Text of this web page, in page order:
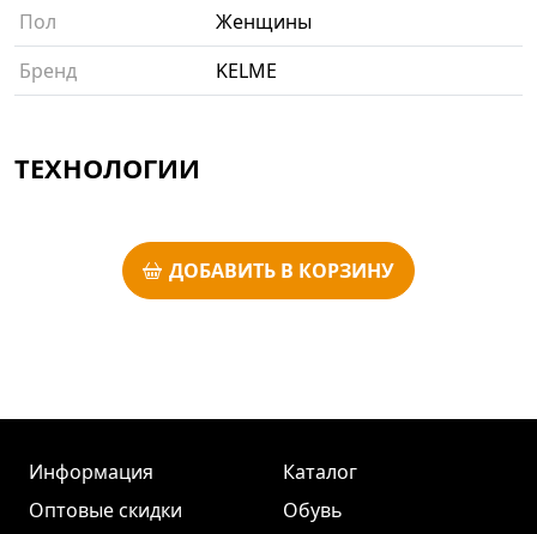
Пол
Женщины
Бренд
KELME
ТЕХНОЛОГИИ
ДОБАВИТЬ В КОРЗИНУ
Информация
Оптовые скидки
Каталог
Обувь